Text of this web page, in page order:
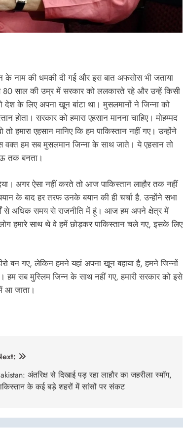
के नाम की धमकी दी गई और इस बात अफसोस भी जताया
80 साल की उम्र में सरकार को ललकारते रहे और उन्हें किसी
के लिए अपना खून बांटा था। मुसलमानों ने जिन्ना को
सरकार को हमारा एहसान मानना चाहिए। मोहम्मद
हमारा एहसान मानिए कि हम पाकिस्तान नहीं गए। उन्होंने
वक्त हम सब मुसलमान जिन्ना के साथ जाते। ये एहसान तो
तक बनता।
अगर ऐसा नहीं करते तो आज पाकिस्तान लाहौर तक नहीं
के बाद हर तरफ उनके बयान की ही चर्चा है. उन्होंने सभा
से अधिक समय से राजनीति में हूं। आज हम अपने क्षेत्र में
लोग हमारे साथ थे वे हमें छोड़कर पाकिस्तान चले गए, इसके लिए
बन गए, लेकिन हमने यहां अपना खून बहाया है, हमने जिन्नों
सब मुस्लिम जिन्न के साथ नहीं गए, हमारी सरकार को इसे
आ जाता।
अंतरिक्ष से दिखाई पड़ रहा लाहौर का जहरीला स्मॉग,
के कई बड़े शहरों में सांसों पर संकट